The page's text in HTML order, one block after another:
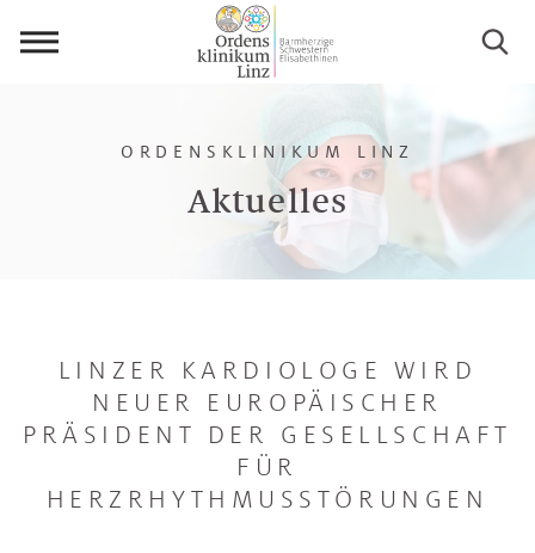
Aktuelles
ORDENSKLINIKUM LINZ
LINZER KARDIOLOGE WIRD
NEUER EUROPÄISCHER
PRÄSIDENT DER GESELLSCHAFT
FÜR
HERZRHYTHMUSSTÖRUNGEN